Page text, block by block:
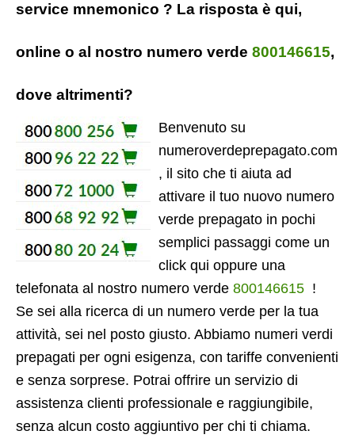
service mnemonico ? La risposta è qui,
online o al nostro numero verde 800146615,
dove altrimenti?
Benvenuto su
numeroverdeprepagato.com
, il sito che ti aiuta ad
attivare il tuo nuovo numero
verde prepagato in pochi
semplici passaggi come un
click qui oppure una
telefonata al nostro numero verde 800146615 !
Se sei alla ricerca di un numero verde per la tua
attività, sei nel posto giusto. Abbiamo numeri verdi
prepagati per ogni esigenza, con tariffe convenienti
e senza sorprese. Potrai offrire un servizio di
assistenza clienti professionale e raggiungibile,
senza alcun costo aggiuntivo per chi ti chiama.